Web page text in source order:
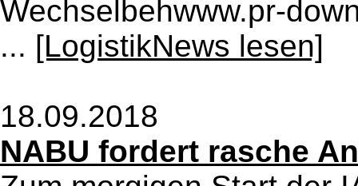
Wechselbehwww.pr-
... [LogistikNews lesen]
18.09.2018
NABU fordert rasche